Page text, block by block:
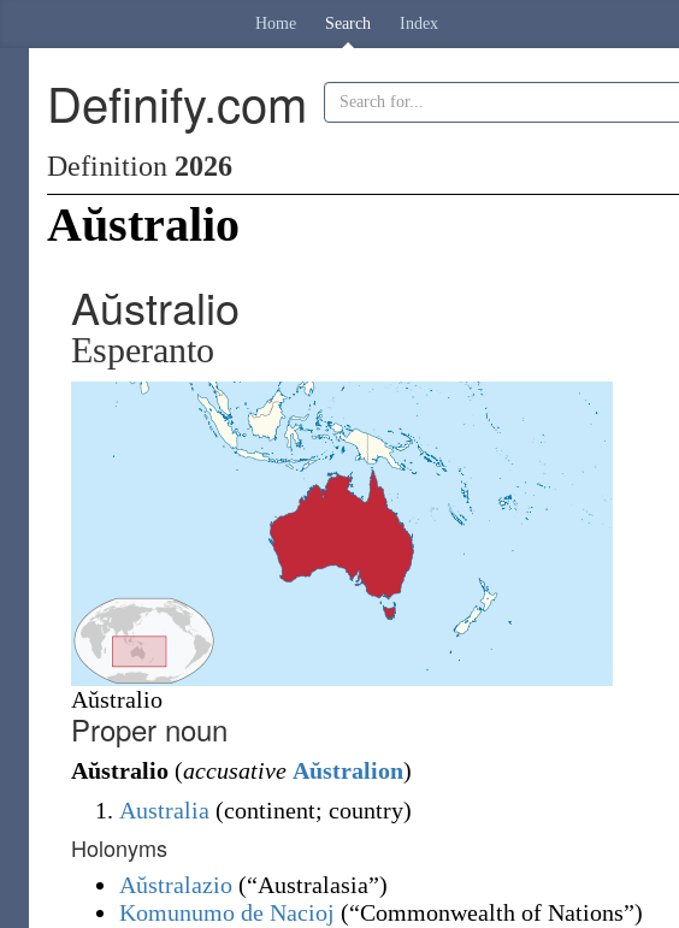
Home Search Index
Definify.com
Definition 2026
Aŭstralio
Aŭstralio
Esperanto
Aŭstralio
Proper noun
Aŭstralio (accusative Aŭstralion)
Australia (continent; country)
Holonyms
Aŭstralazio (“Australasia”)
Komunumo de Nacioj (“Commonwealth of Nations”)